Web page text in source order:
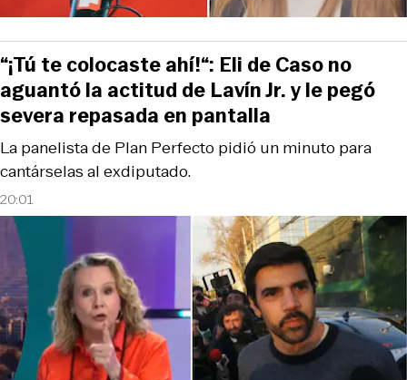
20:01
La panelista de Plan Perfecto pidió un minuto para
cantárselas al exdiputado.
“¡Tú te colocaste ahí!“: Eli de Caso no
aguantó la actitud de Lavín Jr. y le pegó
severa repasada en pantalla